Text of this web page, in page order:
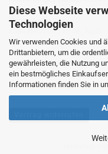
Diese Webseite
Technologien
Wir verwenden Cookies und
Drittanbietern, um die
gewährleisten, die Nutzung
ein bestmögliches
Informationen finden Sie in
Hauptstraße 23
8380 Neumarkt an der Raab
Österreich
UID-Nummer: ATU78784923